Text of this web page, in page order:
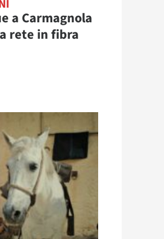
a Carmagnola
rete in fibra